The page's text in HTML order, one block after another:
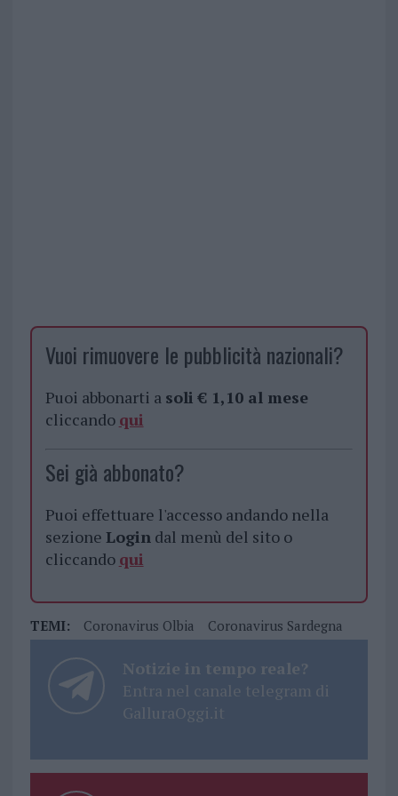
Vuoi rimuovere le pubblicità nazionali?
Puoi abbonarti a soli € 1,10 al mese
cliccando qui
Sei già abbonato?
Puoi effettuare l'accesso andando nella
sezione Logindal menù del sito o
cliccando qui
TEMI: Coronavirus Olbia Coronavirus Sardegna
Notizie in tempo reale?
Entra nel canale telegram di
GalluraOggi.it